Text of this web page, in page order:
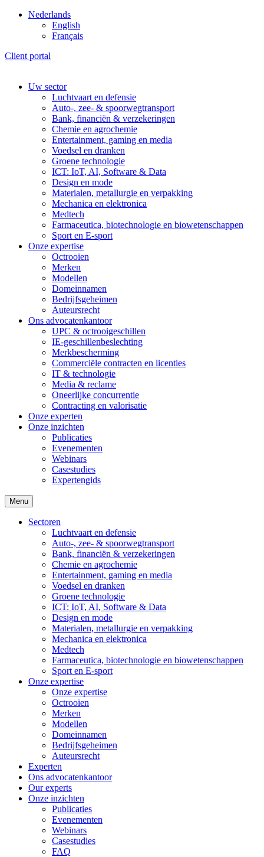
Nederlands
English
Français
Client portal
Uw sector
Luchtvaart en defensie
Auto-, zee- & spoorwegtransport
Bank, financiën & verzekeringen
Chemie en agrochemie
Entertainment, gaming en media
Voedsel en dranken
Groene technologie
ICT: IoT, AI, Software & Data
Design en mode
Materialen, metallurgie en verpakking
Mechanica en elektronica
Medtech
Farmaceutica, biotechnologie en biowetenschappen
Sport en E-sport
Onze expertise
Octrooien
Merken
Modellen
Domeinnamen
Bedrijfsgeheimen
Auteursrecht
Ons advocatenkantoor
UPC & octrooigeschillen
IE-geschillenbeslechting
Merkbescherming
Commerciële contracten en licenties
IT & technologie
Media & reclame
Oneerlijke concurrentie
Contracting en valorisatie
Onze experten
Onze inzichten
Publicaties
Evenementen
Webinars
Casestudies
Expertengids
Menu
Sectoren
Luchtvaart en defensie
Auto-, zee- & spoorwegtransport
Bank, financiën & verzekeringen
Chemie en agrochemie
Entertainment, gaming en media
Voedsel en dranken
Groene technologie
ICT: IoT, AI, Software & Data
Design en mode
Materialen, metallurgie en verpakking
Mechanica en elektronica
Medtech
Farmaceutica, biotechnologie en biowetenschappen
Sport en E-sport
Onze expertise
Onze expertise
Octrooien
Merken
Modellen
Domeinnamen
Bedrijfsgeheimen
Auteursrecht
Experten
Ons advocatenkantoor
Our experts
Onze inzichten
Publicaties
Evenementen
Webinars
Casestudies
FAQ